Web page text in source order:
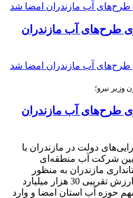
طرح‌های آب مازندران
وزیر نیرو؛
طرح‌های آب مازندران
دولت در مازندران با
بین شرکت آب منطقه‌ای
مازندران به منظور
واگذاری 13 قطعه زمین به ارزش تقریبی 30 هزار میلیارد
حوزه آب استان امضا و وارد